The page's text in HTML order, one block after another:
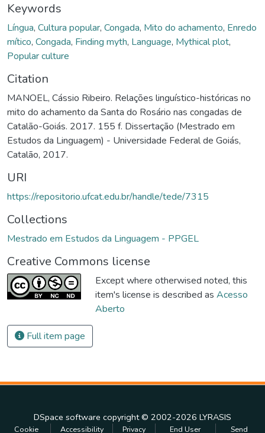
Keywords
Língua, Cultura popular, Congada, Mito do achamento, Enredo
mítico, Congada, Finding myth, Language, Mythical plot,
Popular culture
Citation
MANOEL, Cássio Ribeiro. Relações linguístico-históricas no
mito do achamento da Santa do Rosário nas congadas de
Catalão-Goiás. 2017. 155 f. Dissertação (Mestrado em
Estudos da Linguagem) - Universidade Federal de Goiás,
Catalão, 2017.
URI
https://repositorio.ufcat.edu.br/handle/tede/7315
Collections
Mestrado em Estudos da Linguagem - PPGEL
Creative Commons license
Except where otherwised noted, this
item's license is described as Acesso
Aberto
Full item page
DSpace software copyright © 2002-2026 LYRASIS
Cookie Accessibility Privacy End User Send